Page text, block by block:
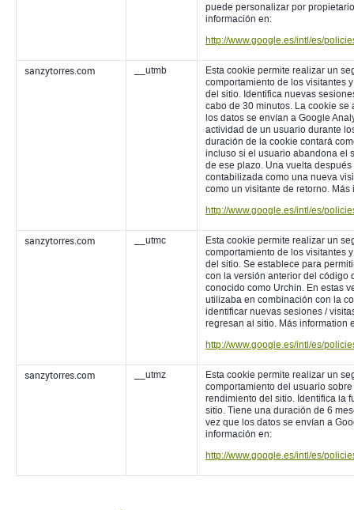
puede personalizar por
información en:
http://www.google.es/intl/es/
sanzytorres.com __utmb
Esta cookie permite realizar un
comportamiento de los visitantes
del sitio. Identifica nuevas
cabo de 30 minutos. La cookie se
los datos se envían a Google
actividad de un usuario durante
duración de la cookie contará
incluso si el usuario abandona el
de ese plazo. Una vuelta
contabilizada como una nueva
como un visitante de retorno. Más
http://www.google.es/intl/es/
sanzytorres.com __utmc
Esta cookie permite realizar un
comportamiento de los visitantes
del sitio. Se establece para
con la versión anterior del código
conocido como Urchin. En estas
utilizaba en combinación con la
identificar nuevas sesiones /
regresan al sitio. Más information
http://www.google.es/intl/es/
sanzytorres.com __utmz
Esta cookie permite realizar un
comportamiento del usuario
rendimiento del sitio. Identifica la
sitio. Tiene una duración de 6
vez que los datos se envían a
información en:
http://www.google.es/intl/es/